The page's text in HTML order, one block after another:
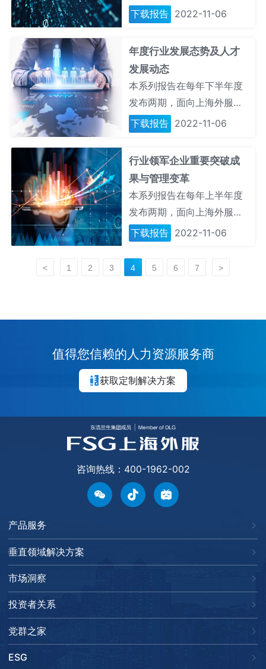
行业咨询会员，独家推送所
选定行业的人力资源综合管
理数据与信息，包括行业从
业人员的薪酬变化趋势、企
业福利特征、行业从业人员
入离职状况、行业应届生入
职薪酬市场水平、行业发展
动态对于员工的需求绩效信
雇佣风险的评估和分析等高
价值管理信息。
下载报告 2022-11-06
年度行业发展态势及人才
发展动态
本系列报告在每年下半年度
发布两期，面向上海外服行
业咨询会员，独家推送所选
定行业的最新动态、标杆案
例、以及在这些行业新动向
下的人才需求态势和人才培
训及流动概况。
下载报告 2022-11-06
行业领军企业重要突破成
果与管理变革
本系列报告在每年上半年度
发布两期，面向上海外服行
业咨询会员，独家推送所选
展和创新变化，尤其是这些
领军企业及其最高领导对于
下载报告 2022-11-06
< 1 2 3 4 5 6 7 >
值得您信赖的人力资源服务商
获取定制解决方案
咨询热线：400-1962-002
产品服务
垂直领域解决方案
市场洞察
投资者关系
党群之家
ESG